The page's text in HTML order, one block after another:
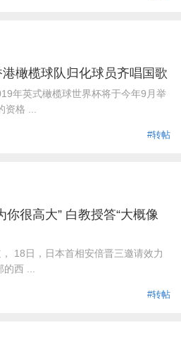
橄榄球队归化球员齐唱国歌
年英式橄榄球世界杯将于今年9月举
格 ...
#转帖
很高大” 白教授答“大概像
18日，日本首相安倍晋三邀请效力
西 ...
#转帖